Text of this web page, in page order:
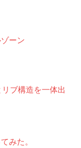
ーン
ブ構造を一体出
みた。